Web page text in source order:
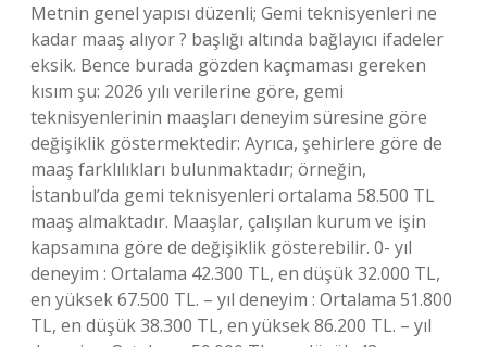
Metnin genel yapısı düzenli; Gemi teknisyenleri ne
kadar maaş alıyor ? başlığı altında bağlayıcı ifadeler
eksik. Bence burada gözden kaçmaması gereken
kısım şu: 2026 yılı verilerine göre, gemi
teknisyenlerinin maaşları deneyim süresine göre
değişiklik göstermektedir: Ayrıca, şehirlere göre de
maaş farklılıkları bulunmaktadır; örneğin,
İstanbul’da gemi teknisyenleri ortalama 58.500 TL
maaş almaktadır. Maaşlar, çalışılan kurum ve işin
kapsamına göre de değişiklik gösterebilir. 0- yıl
deneyim : Ortalama 42.300 TL, en düşük 32.000 TL,
en yüksek 67.500 TL. – yıl deneyim : Ortalama 51.800
TL, en düşük 38.300 TL, en yüksek 86.200 TL. – yıl